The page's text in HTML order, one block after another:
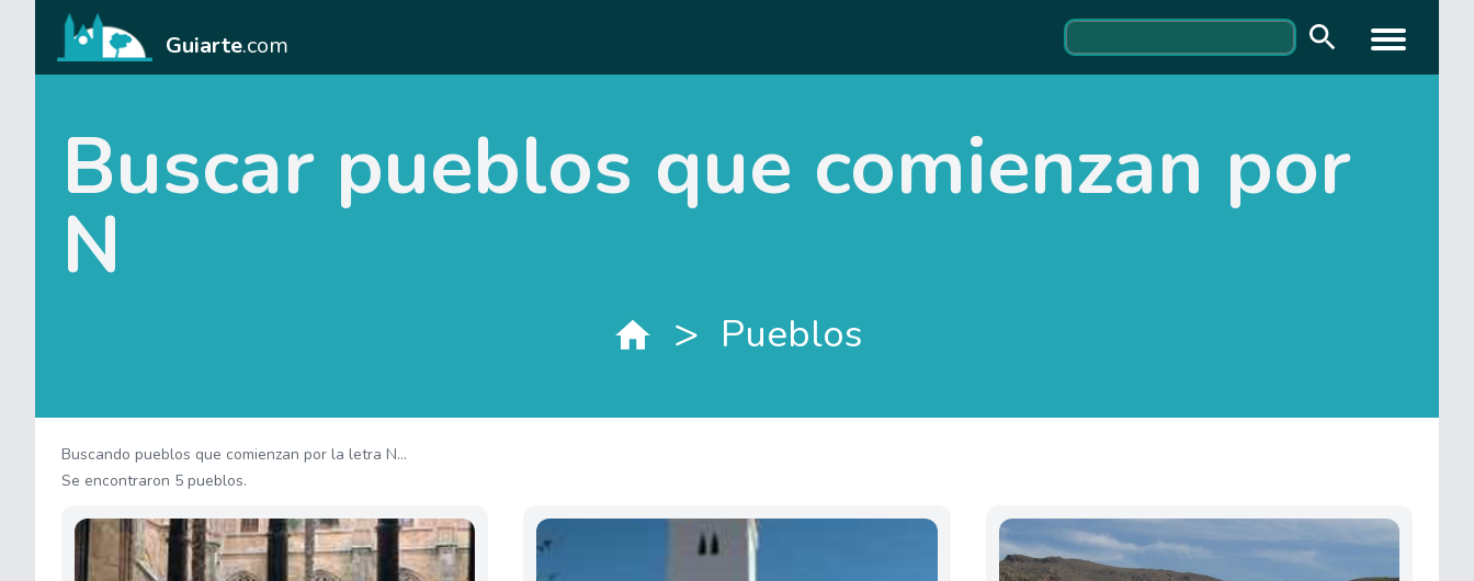
Guiarte.com
Buscar pueblos que comienzan por
N
> Pueblos
Buscando pueblos que comienzan por la letra N...
Se encontraron 5 pueblos.